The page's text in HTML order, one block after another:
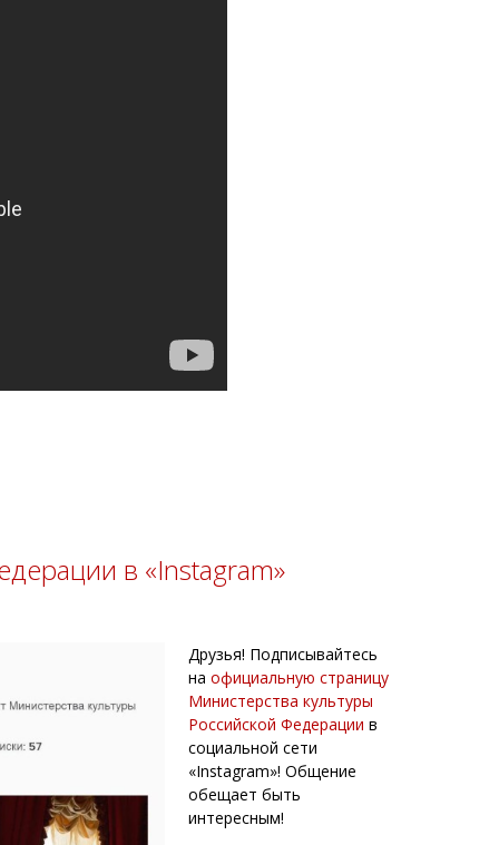
в «Instagram»
Друзья! Подписывайтесь
на официальную страницу
Министерства культуры
Российской Федерации в
социальной сети
«Instagram»! Общение
обещает быть
интересным!